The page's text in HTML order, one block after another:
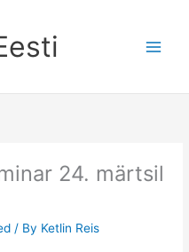
24. märtsil
/ By Ketlin Reis